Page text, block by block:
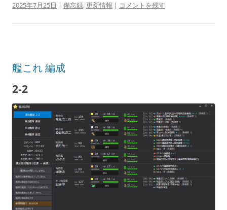
2025年7月25日 | 備忘録,更新情報 | コメントを残す
艦これ 編成
2-2